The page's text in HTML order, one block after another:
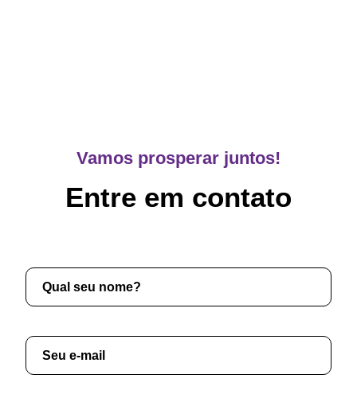
Vamos prosperar juntos!
Entre em contato